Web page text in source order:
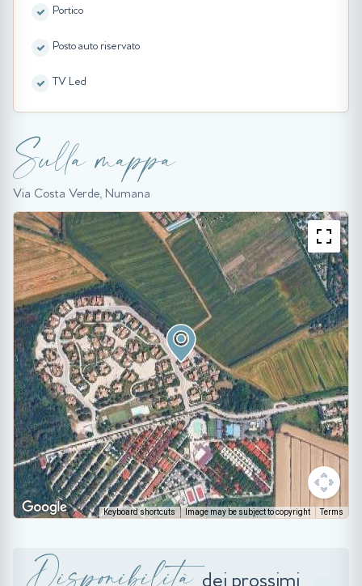
Portico
Posto auto riservato
TV Led
Sulla mappa
Via Costa Verde, Numana
Keyboard shortcuts Image may be subject to copyright Terms